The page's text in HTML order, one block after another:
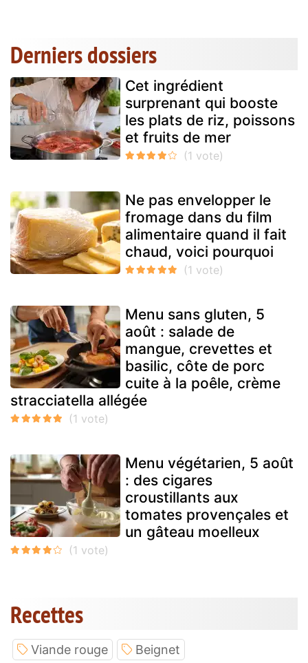
Derniers dossiers
Cet ingrédient
surprenant qui booste
les plats de riz, poissons
et fruits de mer
Ne pas envelopper le
fromage dans du film
alimentaire quand il fait
chaud, voici pourquoi
Menu sans gluten, 5
août : salade de
mangue, crevettes et
basilic, côte de porc
cuite à la poêle, crème
stracciatella allégée
Menu végétarien, 5 août
: des cigares
croustillants aux
tomates provençales et
un gâteau moelleux
Recettes
Viande rouge
Beignet